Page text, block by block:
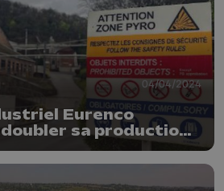
04/04/2024
Eurenco
sa production